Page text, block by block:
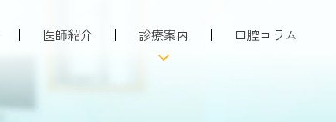
医師紹介 診療案内 口腔コラム